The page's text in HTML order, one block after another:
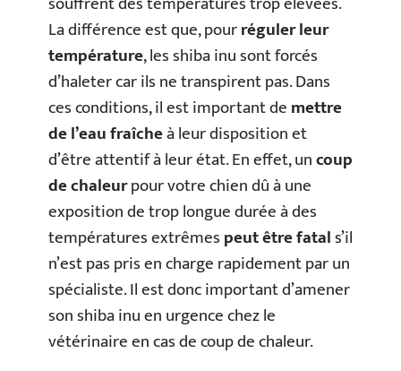
La différence est que, pourréguler leur
température, les shiba inu sont forcés
d’haleter car ils ne transpirent pas. Dans
ces conditions, il est important demettre
de l’eau fraîcheà leur disposition et
d’être attentif à leur état. En effet, uncoup
de chaleurpour votre chien dû à une
exposition de trop longue durée à des
températures extrêmespeut être fatals’il
n’est pas pris en charge rapidement par un
spécialiste. Il est donc important d’amener
son shiba inu en urgence chez le
vétérinaire en cas de coup de chaleur.